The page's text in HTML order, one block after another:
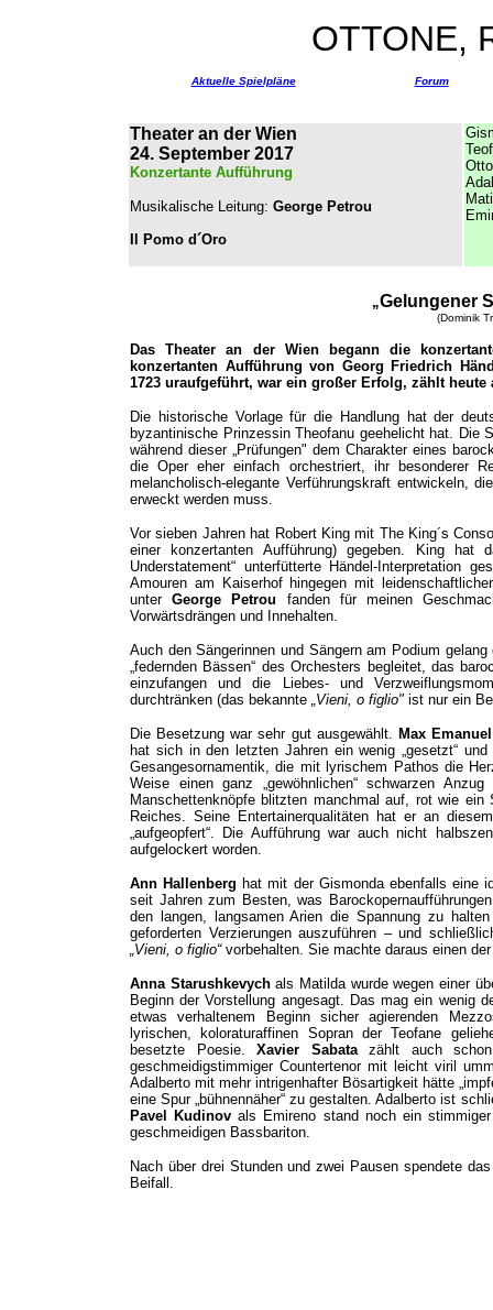
OTTONE,
Aktuelle Spielpläne Forum
Theater an der Wien
24. September 2017
Konzertante Aufführung
Musikalische Leitung: George Petrou
Il Pomo d´Oro
„Gelungener
(Dominik
Das Theater an der Wien begann die
konzertanten Aufführung von Georg Friedrich
1723 uraufgeführt, war ein großer Erfolg, zählt heute
Die historische Vorlage für die Handlung hat der
byzantinische Prinzessin Theofanu geehelicht hat.
während dieser „Prüfungen" dem Charakter eines
die Oper eher einfach orchestriert, ihr besonderer
melancholisch-elegante Verführungskraft entwickeln,
erweckt werden muss.
Vor sieben Jahren hat Robert King mit The King´s
einer konzertanten Aufführung) gegeben. King hat
Understatement“ unterfütterte Händel-Interpretation
Amouren am Kaiserhof hingegen mit
unterGeorge Petrou fanden für meinen
Vorwärtsdrängen und Innehalten.
Auch den Sängerinnen und Sängern am Podium
„federnden Bässen“ des Orchesters begleitet, das
einzufangen und die Liebes- und
durchtränken (das bekannte „Vieni, o figlio" ist nur ein
Die Besetzung war sehr gut ausgewählt. Max
hat sich in den letzten Jahren ein wenig „gesetzt“
Gesangesornamentik, die mit lyrischem Pathos die
Weise einen ganz „gewöhnlichen“ schwarzen
Manschettenknöpfe blitzten manchmal auf, rot wie
Reiches. Seine Entertainerqualitäten hat er an
„aufgeopfert“. Die Aufführung war auch nicht
aufgelockert worden.
Ann Hallenberg hat mit der Gismonda ebenfalls eine
seit Jahren zum Besten, was
den langen, langsamen Arien die Spannung zu
geforderten Verzierungen auszuführen – und
„Vieni, o figlio“vorbehalten. Sie machte daraus einen
Anna Starushkevychals Matilda wurde wegen einer
Beginn der Vorstellung angesagt. Das mag ein wenig
etwas verhaltenem Beginn sicher agierenden
lyrischen, koloraturaffinen Sopran der Teofane
besetzte Poesie. Xavier Sabatazählt auch
geschmeidigstimmiger Countertenor mit leicht viril
Adalberto mit mehr intrigenhafter Bösartigkeit hätte
eine Spur „bühnennäher“ zu gestalten. Adalberto ist
Pavel Kudinov als Emireno stand noch ein
geschmeidigen Bassbariton.
Nach über drei Stunden und zwei Pausen spendete
Beifall.